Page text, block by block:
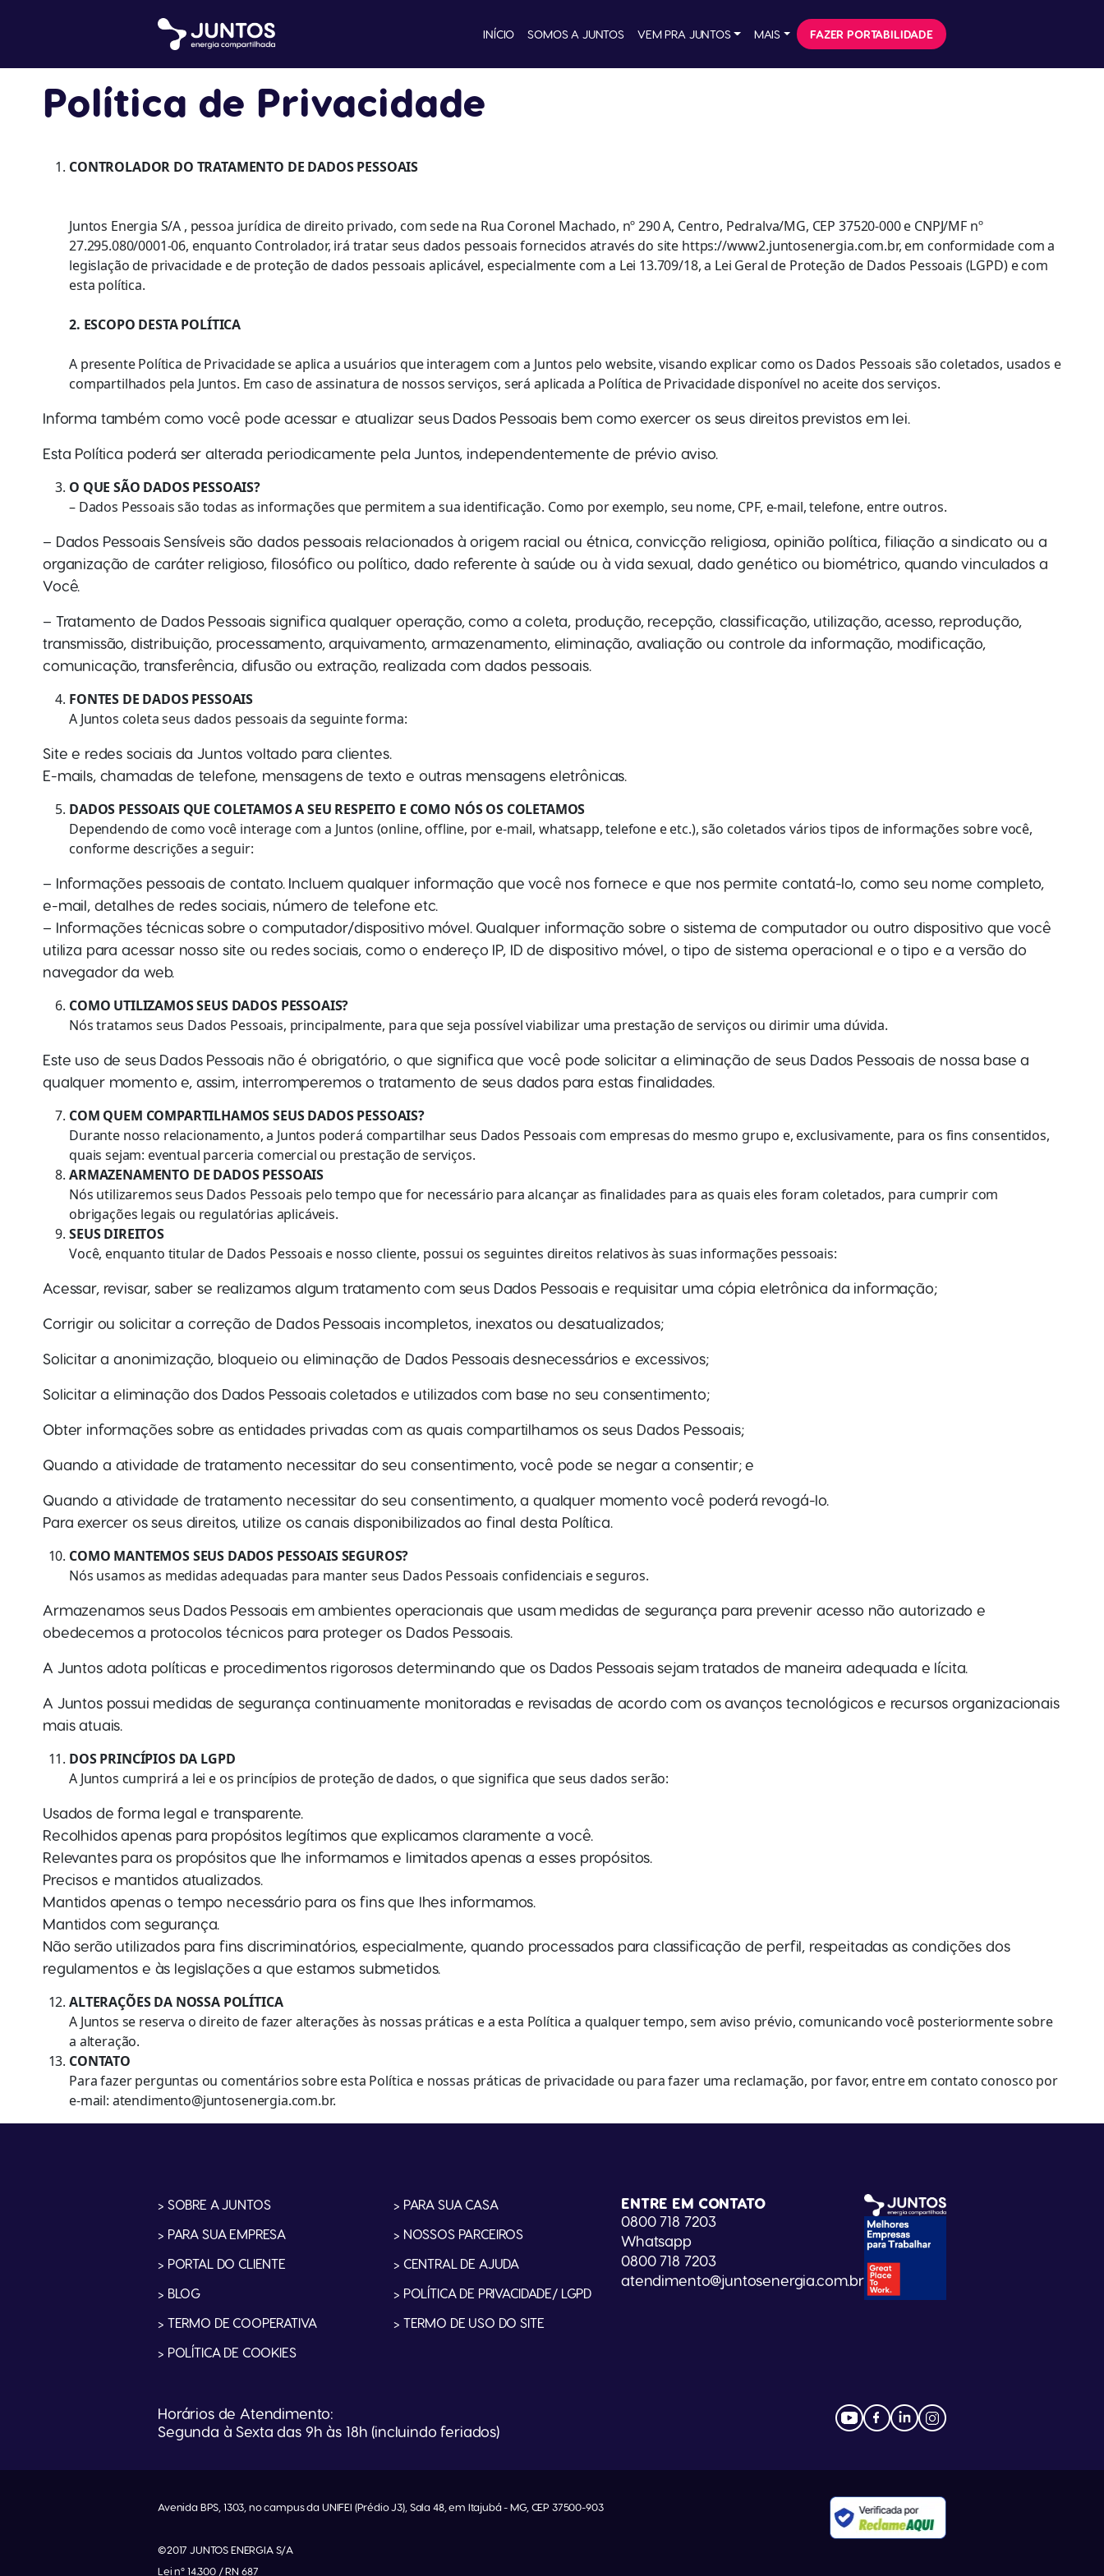
INÍCIO SOMOS A JUNTOS VEM PRA JUNTOS MAIS FAZER PORTABILIDADE
Política de Privacidade
CONTROLADOR DO TRATAMENTO DE DADOS PESSOAIS
Juntos Energia S/A , pessoa jurídica de direito privado, com sede na Rua Coronel Machado, nº 290 A, Centro, Pedralva/MG, CEP 37520-000 e CNPJ/MF nº
27.295.080/0001-06, enquanto Controlador, irá tratar seus dados pessoais fornecidos através do site https://www2.juntosenergia.com.br, em conformidade com a
legislação de privacidade e de proteção de dados pessoais aplicável, especialmente com a Lei 13.709/18, a Lei Geral de Proteção de Dados Pessoais (LGPD) e com
esta política.
2. ESCOPO DESTA POLÍTICA
A presente Política de Privacidade se aplica a usuários que interagem com a Juntos pelo website, visando explicar como os Dados Pessoais são coletados, usados e
compartilhados pela Juntos. Em caso de assinatura de nossos serviços, será aplicada a Política de Privacidade disponível no aceite dos serviços.
Informa também como você pode acessar e atualizar seus Dados Pessoais bem como exercer os seus direitos previstos em lei.
Esta Política poderá ser alterada periodicamente pela Juntos, independentemente de prévio aviso.
O QUE SÃO DADOS PESSOAIS?
– Dados Pessoais são todas as informações que permitem a sua identificação. Como por exemplo, seu nome, CPF, e-mail, telefone, entre outros.
– Dados Pessoais Sensíveis são dados pessoais relacionados à origem racial ou étnica, convicção religiosa, opinião política, filiação a sindicato ou a
organização de caráter religioso, filosófico ou político, dado referente à saúde ou à vida sexual, dado genético ou biométrico, quando vinculados a
Você.
– Tratamento de Dados Pessoais significa qualquer operação, como a coleta, produção, recepção, classificação, utilização, acesso, reprodução,
transmissão, distribuição, processamento, arquivamento, armazenamento, eliminação, avaliação ou controle da informação, modificação,
comunicação, transferência, difusão ou extração, realizada com dados pessoais.
FONTES DE DADOS PESSOAIS
A Juntos coleta seus dados pessoais da seguinte forma:
Site e redes sociais da Juntos voltado para clientes.
E-mails, chamadas de telefone, mensagens de texto e outras mensagens eletrônicas.
DADOS PESSOAIS QUE COLETAMOS A SEU RESPEITO E COMO NÓS OS COLETAMOS
Dependendo de como você interage com a Juntos (online, offline, por e-mail, whatsapp, telefone e etc.), são coletados vários tipos de informações sobre você,
conforme descrições a seguir:
– Informações pessoais de contato. Incluem qualquer informação que você nos fornece e que nos permite contatá-lo, como seu nome completo,
e-mail, detalhes de redes sociais, número de telefone etc.
– Informações técnicas sobre o computador/dispositivo móvel. Qualquer informação sobre o sistema de computador ou outro dispositivo que você
utiliza para acessar nosso site ou redes sociais, como o endereço IP, ID de dispositivo móvel, o tipo de sistema operacional e o tipo e a versão do
navegador da web.
COMO UTILIZAMOS SEUS DADOS PESSOAIS?
Nós tratamos seus Dados Pessoais, principalmente, para que seja possível viabilizar uma prestação de serviços ou dirimir uma dúvida.
Este uso de seus Dados Pessoais não é obrigatório, o que significa que você pode solicitar a eliminação de seus Dados Pessoais de nossa base a
qualquer momento e, assim, interromperemos o tratamento de seus dados para estas finalidades.
COM QUEM COMPARTILHAMOS SEUS DADOS PESSOAIS?
Durante nosso relacionamento, a Juntos poderá compartilhar seus Dados Pessoais com empresas do mesmo grupo e, exclusivamente, para os fins consentidos,
quais sejam: eventual parceria comercial ou prestação de serviços.
ARMAZENAMENTO DE DADOS PESSOAIS
Nós utilizaremos seus Dados Pessoais pelo tempo que for necessário para alcançar as finalidades para as quais eles foram coletados, para cumprir com
obrigações legais ou regulatórias aplicáveis.
SEUS DIREITOS
Você, enquanto titular de Dados Pessoais e nosso cliente, possui os seguintes direitos relativos às suas informações pessoais:
Acessar, revisar, saber se realizamos algum tratamento com seus Dados Pessoais e requisitar uma cópia eletrônica da informação;
Corrigir ou solicitar a correção de Dados Pessoais incompletos, inexatos ou desatualizados;
Solicitar a anonimização, bloqueio ou eliminação de Dados Pessoais desnecessários e excessivos;
Solicitar a eliminação dos Dados Pessoais coletados e utilizados com base no seu consentimento;
Obter informações sobre as entidades privadas com as quais compartilhamos os seus Dados Pessoais;
Quando a atividade de tratamento necessitar do seu consentimento, você pode se negar a consentir; e
Quando a atividade de tratamento necessitar do seu consentimento, a qualquer momento você poderá revogá-lo.
Para exercer os seus direitos, utilize os canais disponibilizados ao final desta Política.
COMO MANTEMOS SEUS DADOS PESSOAIS SEGUROS?
Nós usamos as medidas adequadas para manter seus Dados Pessoais confidenciais e seguros.
Armazenamos seus Dados Pessoais em ambientes operacionais que usam medidas de segurança para prevenir acesso não autorizado e
obedecemos a protocolos técnicos para proteger os Dados Pessoais.
A Juntos adota políticas e procedimentos rigorosos determinando que os Dados Pessoais sejam tratados de maneira adequada e lícita.
A Juntos possui medidas de segurança continuamente monitoradas e revisadas de acordo com os avanços tecnológicos e recursos organizacionais
mais atuais.
DOS PRINCÍPIOS DA LGPD
A Juntos cumprirá a lei e os princípios de proteção de dados, o que significa que seus dados serão:
Usados de forma legal e transparente.
Recolhidos apenas para propósitos legítimos que explicamos claramente a você.
Relevantes para os propósitos que lhe informamos e limitados apenas a esses propósitos.
Precisos e mantidos atualizados.
Mantidos apenas o tempo necessário para os fins que lhes informamos.
Mantidos com segurança.
Não serão utilizados para fins discriminatórios, especialmente, quando processados para classificação de perfil, respeitadas as condições dos
regulamentos e às legislações a que estamos submetidos.
ALTERAÇÕES DA NOSSA POLÍTICA
A Juntos se reserva o direito de fazer alterações às nossas práticas e a esta Política a qualquer tempo, sem aviso prévio, comunicando você posteriormente sobre
a alteração.
CONTATO
Para fazer perguntas ou comentários sobre esta Política e nossas práticas de privacidade ou para fazer uma reclamação, por favor, entre em contato conosco por
e-mail: atendimento@juntosenergia.com.br.
> SOBRE A JUNTOS
> PARA SUA CASA
> PARA SUA EMPRESA
> NOSSOS PARCEIROS
> PORTAL DO CLIENTE
> CENTRAL DE AJUDA
> BLOG
> POLÍTICA DE PRIVACIDADE/ LGPD
> TERMO DE COOPERATIVA
> TERMO DE USO DO SITE
> POLÍTICA DE COOKIES
ENTRE EM CONTATO
0800 718 7203
Whatsapp
0800 718 7203
atendimento@juntosenergia.com.br
Horários de Atendimento:
Segunda à Sexta das 9h às 18h (incluindo feriados)
Avenida BPS, 1303, no campus da UNIFEI (Prédio J3), Sala 48, em Itajubá - MG, CEP 37500-903
©2017 JUNTOS ENERGIA S/A
Lei nº 14.300 / RN 687